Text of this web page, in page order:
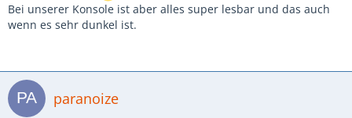
Bei unserer Konsole ist aber alles super lesbar und das auch
wenn es sehr dunkel ist.
paranoize